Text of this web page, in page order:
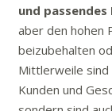
und
aber den hohen
beizubehalten
Mittlerweile sind
Kunden und